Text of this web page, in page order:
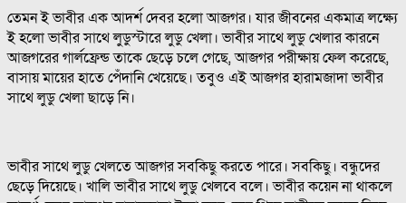
তেমন ই ভাবীর এক আদর্শ দেবর হলো আজগর। যার জীবনের একমাত্র লক্ষ্যে
ই হলো ভাবীর সাথে লুডুস্টারে লুডু খেলা। ভাবীর সাথে লুডু খেলার কারনে
আজগরের গার্লফ্রেন্ড তাকে ছেড়ে চলে গেছে, আজগর পরীক্ষায় ফেল করেছে,
বাসায় মায়ের হাতে পেঁদানি খেয়েছে। তবুও এই আজগর হারামজাদা ভাবীর
সাথে লুডু খেলা ছাড়ে নি।
ভাবীর সাথে লুডু খেলতে আজগর সবকিছু কর‍তে পারে। সবকিছু। বন্ধুদের
ছেড়ে দিয়েছে। খালি ভাবীর সাথে লুডু খেলবে বলে। ভাবীর কয়েন না থাকলে